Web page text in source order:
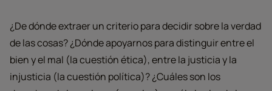
¿De dónde extraer un criterio para decidir sobre la verdad
de las cosas? ¿Dónde apoyarnos para distinguir entre el
bien y el mal (la cuestión ética), entre la justicia y la
injusticia (la cuestión política)? ¿Cuáles son los